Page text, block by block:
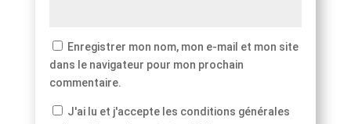
Enregistrer mon nom, mon e-mail et mon site
dans le navigateur pour mon prochain
commentaire.
J'ai lu et j'accepte les conditions générales